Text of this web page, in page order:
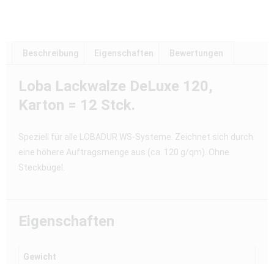
Beschreibung Eigenschaften Bewertungen
Loba Lackwalze DeLuxe 120,
Karton = 12 Stck.
Speziell für alle LOBADUR WS-Systeme. Zeichnet sich durch
eine höhere Auftragsmenge aus (ca. 120 g/qm). Ohne
Steckbügel.
Eigenschaften
Gewicht